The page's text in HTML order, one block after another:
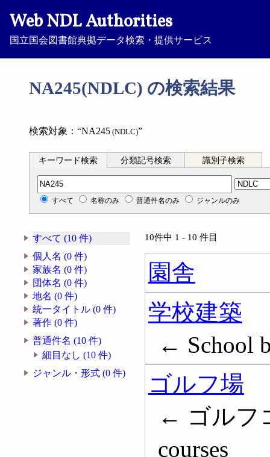
Web NDL Authorities
国立国会図書館典拠データ検索・提供サービス
NA245(NDLC) の検索結果
検索対象：“NA245 (NDLC)”
キーワード検索 分類記号検索 識別子検索
分類記号検索
すべて 名称のみ 普通件名のみ ジャンルのみ
すべて (10 件)
個人名 (0 件)
家族名 (0 件)
団体名 (0 件)
地名 (0 件)
統一タイトル (0 件)
著作 (0 件)
普通件名 (10 件)
細目なし (10 件)
ジャンル・形式 (0 件)
10件中 1 - 10 件目
園舎
学校建築
← School
ゴルフ場
← ゴルフ
courses